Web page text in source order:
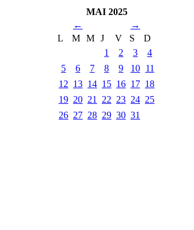
MAI 2025
←
→
L
M M J V S
D
1
2 3
4
5
6 7 8 9 10 11
12 13 14 15 16 17 18
19 20 21 22 23 24 25
26 27 28 29 30 31